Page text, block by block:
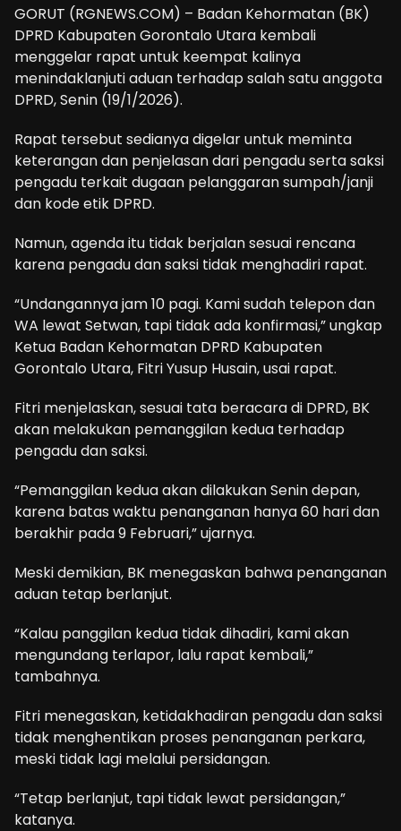
GORUT (RGNEWS.COM) – Badan Kehormatan (BK)
DPRD Kabupaten Gorontalo Utara kembali
menggelar rapat untuk keempat kalinya
menindaklanjuti aduan terhadap salah satu anggota
DPRD, Senin (19/1/2026).
Rapat tersebut sedianya digelar untuk meminta
keterangan dan penjelasan dari pengadu serta saksi
pengadu terkait dugaan pelanggaran sumpah/janji
dan kode etik DPRD.
Namun, agenda itu tidak berjalan sesuai rencana
karena pengadu dan saksi tidak menghadiri rapat.
“Undangannya jam 10 pagi. Kami sudah telepon dan
WA lewat Setwan, tapi tidak ada konfirmasi,” ungkap
Ketua Badan Kehormatan DPRD Kabupaten
Gorontalo Utara, Fitri Yusup Husain, usai rapat.
Fitri menjelaskan, sesuai tata beracara di DPRD, BK
akan melakukan pemanggilan kedua terhadap
pengadu dan saksi.
“Pemanggilan kedua akan dilakukan Senin depan,
karena batas waktu penanganan hanya 60 hari dan
berakhir pada 9 Februari,” ujarnya.
Meski demikian, BK menegaskan bahwa penanganan
aduan tetap berlanjut.
“Kalau panggilan kedua tidak dihadiri, kami akan
mengundang terlapor, lalu rapat kembali,”
tambahnya.
Fitri menegaskan, ketidakhadiran pengadu dan saksi
tidak menghentikan proses penanganan perkara,
meski tidak lagi melalui persidangan.
“Tetap berlanjut, tapi tidak lewat persidangan,”
katanya.